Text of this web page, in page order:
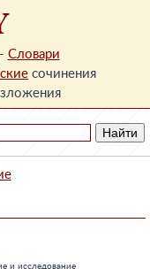
- Словари
сочинения